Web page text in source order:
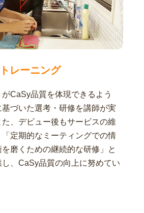
トレーニング
CaSy品質を体現できるよう
づいた選考・研修を講師が実
、デビュー後もサービスの維
定期的なミーティングでの情
磨くための継続的な研修」と
、CaSy品質の向上に努めてい